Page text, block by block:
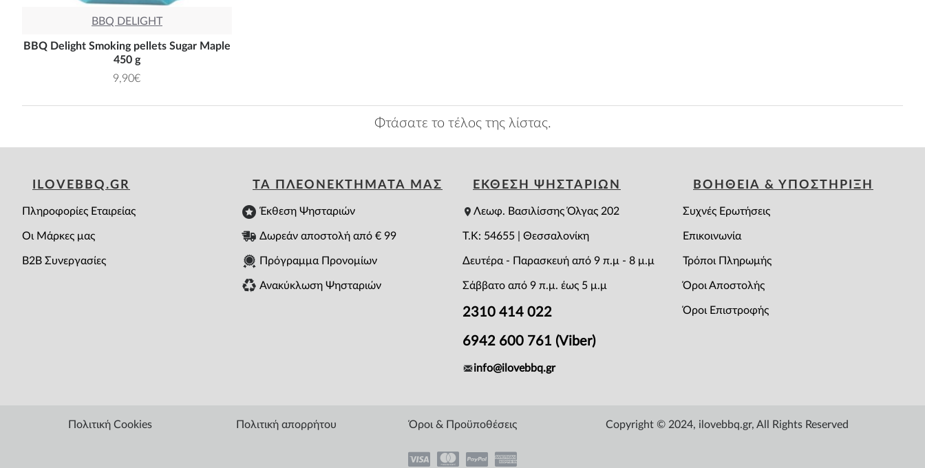
BBQ DELIGHT
BBQ Delight Smoking pellets Sugar Maple
450 g
9,90€
Φτάσατε το τέλος της λίστας.
ILOVEBBQ.GR
Πληροφορίες Εταιρείας
Οι Μάρκες μας
B2B Συνεργασίες
ΤΑ ΠΛΕΟΝΕΚΤΗΜΑΤΑ ΜΑΣ
Έκθεση Ψησταριών
Δωρεάν αποστολή από € 99
Πρόγραμμα Προνομίων
Ανακύκλωση Ψησταριών
ΕΚΘΕΣΗ ΨΗΣΤΑΡΙΩΝ
Λεωφ. Βασιλίσσης Όλγας 202
T.K: 54655 | Θεσσαλονίκη
Δευτέρα - Παρασκευή από 9 π.μ - 8 μ.μ
Σάββατο από 9 π.μ. έως 5 μ.μ
2310 414 022
6942 600 761 (Viber)
info@ilovebbq.gr
ΒΟΗΘΕΙΑ & ΥΠΟΣΤΗΡΙΞΗ
Συχνές Ερωτήσεις
Επικοινωνία
Τρόποι Πληρωμής
Όροι Αποστολής
Όροι Επιστροφής
Πολιτική Cookies Πολιτική απορρήτου Όροι & Προϋποθέσεις Copyright © 2024, ilovebbq.gr, All Rights Reserved